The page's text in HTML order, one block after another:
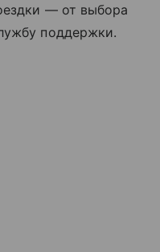
— от выбора
поддержки.